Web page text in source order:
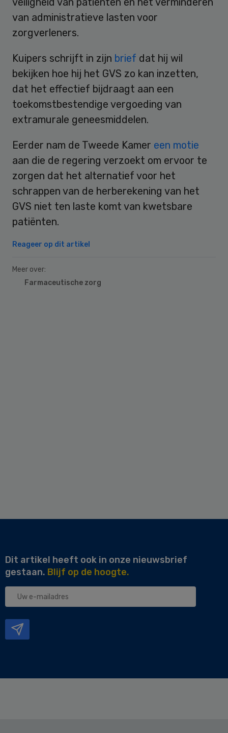
van administratieve lasten voor
zorgverleners.
Kuipers schrijft in zijn brief dat hij wil
bekijken hoe hij het GVS zo kan inzetten,
dat het effectief bijdraagt aan een
toekomstbestendige vergoeding van
extramurale geneesmiddelen.
Eerder nam de Tweede Kamer een motie
aan die de regering verzoekt om ervoor te
zorgen dat het alternatief voor het
schrappen van de herberekening van het
GVS niet ten laste komt van kwetsbare
patiënten.
Reageer op dit artikel
Meer over:
Farmaceutische zorg
Dit artikel heeft ook in onze nieuwsbrief
gestaan. Blijf op de hoogte.
Uw